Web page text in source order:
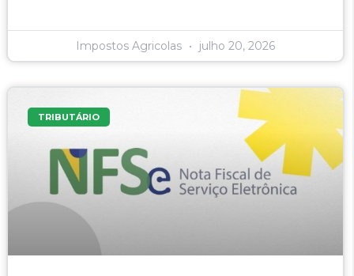
Impostos Agricolas julho 20, 2026
TRIBUTÁRIO